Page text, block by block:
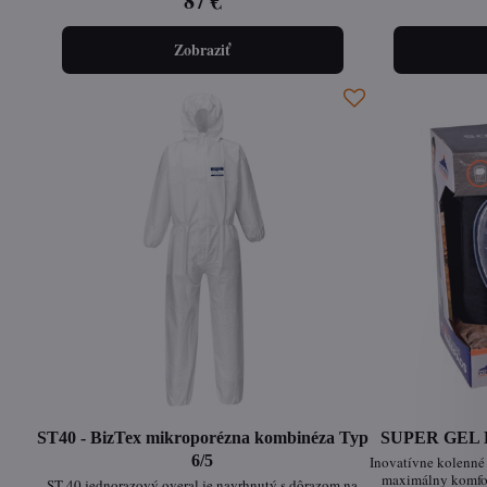
opotrebovaniu.
Zobraziť
pracovného
ST40 - BizTex mikroporézna kombinéza Typ
6/5
SUPER GEL
Inovatívne
maximálny